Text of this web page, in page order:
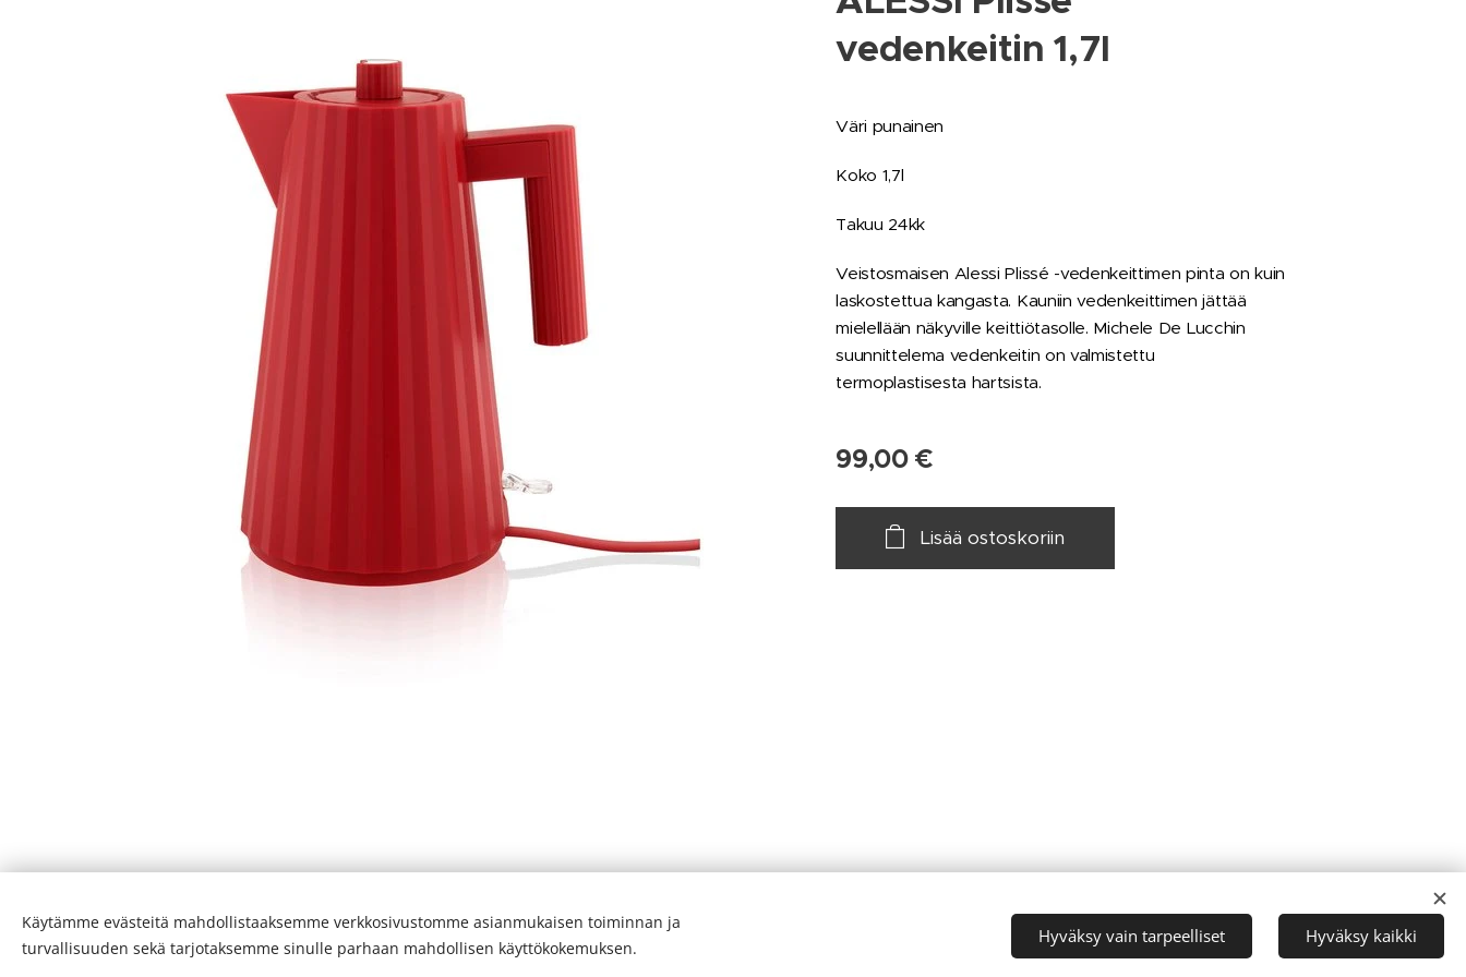
vedenkeitin 1,7l
Väri punainen
Koko 1,7l
Takuu 24kk
Veistosmaisen Alessi Plissé -vedenkeittimen pinta on kuin
laskostettua kangasta. Kauniin vedenkeittimen jättää
mielellään näkyville keittiötasolle. Michele De Lucchin
suunnittelema vedenkeitin on valmistettu
termoplastisesta hartsista.
99,00€
Lisää ostoskoriin
Evästeet
Kielet
English
Käytämme evästeitä mahdollistaaksemme verkkosivustomme asianmukaisen toiminnan ja
turvallisuuden sekä tarjotaksemme sinulle parhaan mahdollisen käyttökokemuksen.
Hyväksy vain tarpeelliset Hyväksy kaikki